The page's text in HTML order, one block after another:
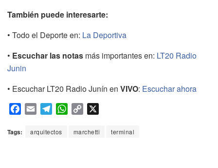
También puede interesarte:
• Todo el Deporte en: La Deportiva
• Escuchar las notas más importantes en: LT20 Radio
Junin
• Escuchar LT20 Radio Junín en VIVO: Escuchar ahora
c
a
l
W
p
Tags: arquitectos marchetti terminal